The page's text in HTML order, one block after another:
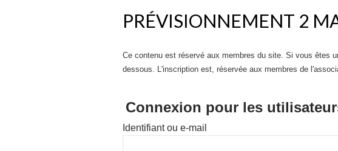
PRÉVISIONNEMENT 2
Ce contenu est réservé aux membres du site. Si vous êtes
dessous. L'inscription est, réservée aux membres de
Connexion pour les
Identifiant ou e-mail